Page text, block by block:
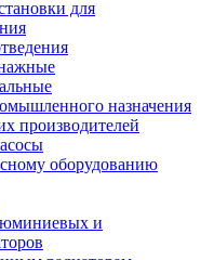
для
назначения
производителей
оборудованию
и